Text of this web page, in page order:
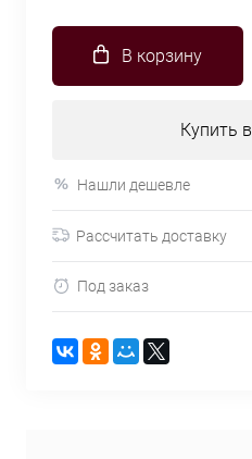
В корзину
Купить
Нашли дешевле
Рассчитать доставку
Под заказ